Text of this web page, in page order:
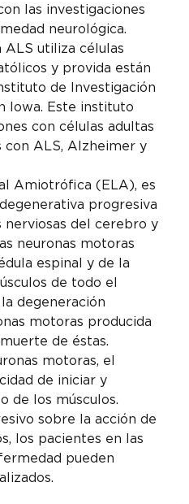
las investigaciones
neurológica.
ALS utiliza células
y provida están
de Investigación
Iowa. Este instituto
con células adultas
con ALS, Alzheimer y
Amiotrófica (ELA), es
progresiva
nerviosas del cerebro y
neuronas motoras
espinal y de la
de todo el
degeneración
motoras producida
de éstas.
motoras, el
de iniciar y
de los músculos.
sobre la acción de
los pacientes en las
pueden